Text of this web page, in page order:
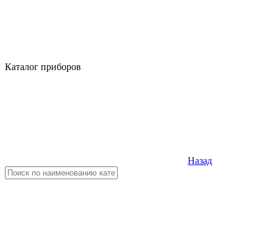
Каталог приборов
Назад